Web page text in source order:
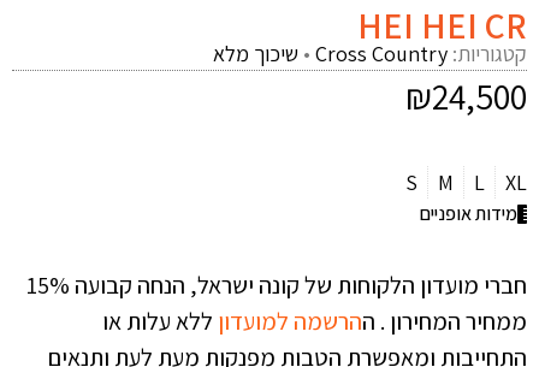
HEI HEI CR
קטגוריות: Cross Country
• שיכוך מלא
₪24,500
XL
L
M
S
מידות אופניים
חברי מועדון הלקוחות של קונה ישראל, הנחה קבועה 15%
ממחיר המחירון . ההרשמה למועדון ללא עלות או
התחייבות ומאפשרת הטבות מפנקות מעת לעת ותנאים